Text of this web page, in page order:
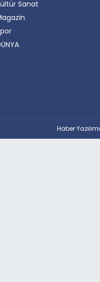
Sanat
Haber Yazılımı